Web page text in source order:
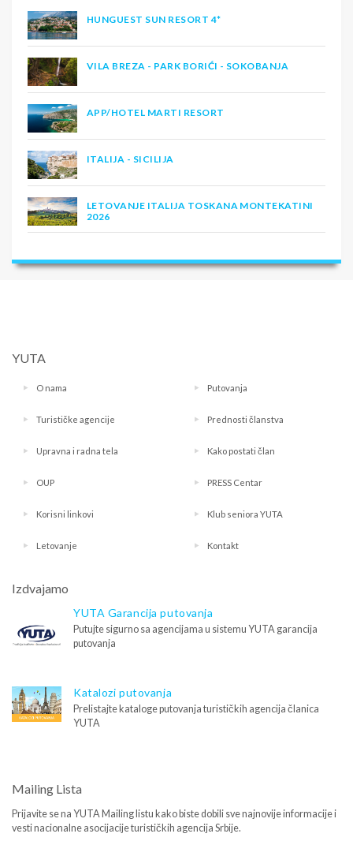
HUNGUEST SUN RESORT 4*
VILA BREZA - PARK BORIĆI - SOKOBANJA
APP/HOTEL MARTI RESORT
ITALIJA - SICILIJA
LETOVANJE ITALIJA TOSKANA MONTEKATINI
2026
YUTA
O nama Putovanja
Turističke agencije Prednosti članstva
Upravna i radna tela Kako postati član
OUP PRESS Centar
Korisni linkovi Klub seniora YUTA
Letovanje Kontakt
Izdvajamo
YUTA Garancija putovanja
Putujte sigurno sa agencijama u sistemu YUTA garancija
putovanja
Katalozi putovanja
Prelistajte kataloge putovanja turističkih agencija članica
YUTA
Mailing Lista
Prijavite se na YUTA Mailing listu kako biste dobili sve najnovije informacije i
vesti nacionalne asocijacije turističkih agencija Srbije.